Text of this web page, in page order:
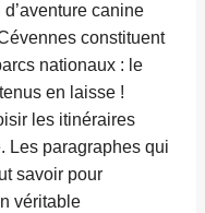
canine
constituent
nationaux : le
en laisse !
les itinéraires
Les paragraphes qui
savoir pour
véritable